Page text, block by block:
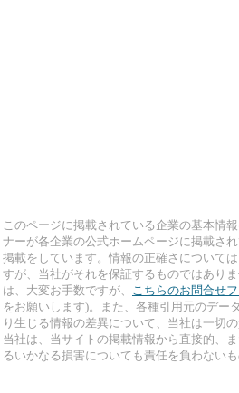
このページに掲載されている企業の基本情
ナーが各企業の公式ホームページに掲載さ
掲載をしています。情報の正確さについて
すが、当社がそれを保証するものではあり
は、大変お手数ですが、 こちらのお問合せ
をお願いします)。また、各種引用元のデー
り生じる情報の差異について、当社は一切
当社は、当サイトの掲載情報から直接的、
るいかなる損害についても責任を負わないも